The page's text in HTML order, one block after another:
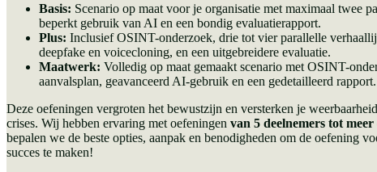
Basis: Scenario op maat voor je organisatie met maximaal twee
beperkt gebruik van AI en een bondig evaluatierapport.
Plus: Inclusief OSINT-onderzoek, drie tot vier parallelle
deepfake en voicecloning, en een uitgebreidere evaluatie.
Maatwerk: Volledig op maat gemaakt scenario met OSINT-
aanvalsplan, geavanceerd AI-gebruik en een gedetailleerd rapport.
Deze oefeningen vergroten het bewustzijn en versterken je
crises. Wij hebben ervaring met oefeningen van 5 deelnemers tot meer
bepalen we de beste opties, aanpak en benodigheden om de oefening
succes te maken!